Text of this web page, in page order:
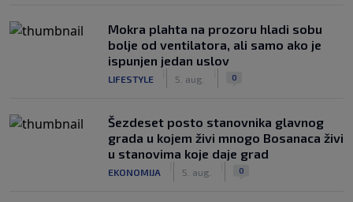
Mokra plahta na prozoru hladi sobu
bolje od ventilatora, ali samo ako je
ispunjen jedan uslov
LIFESTYLE 5. aug. 0
Šezdeset posto stanovnika glavnog
grada u kojem živi mnogo Bosanaca živi
u stanovima koje daje grad
EKONOMIJA 5. aug. 0